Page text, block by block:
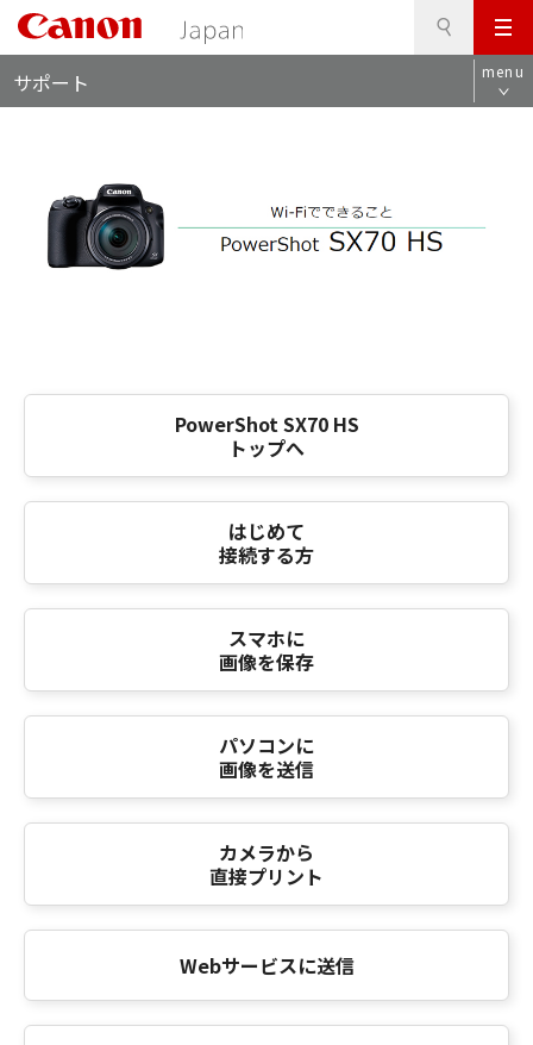
メ
ニ
ュ
サポート menu
PowerShot SX70 HS
トップへ
はじめて
接続する方
スマホに
画像を保存
パソコンに
画像を送信
カメラから
直接プリント
Webサービスに送信